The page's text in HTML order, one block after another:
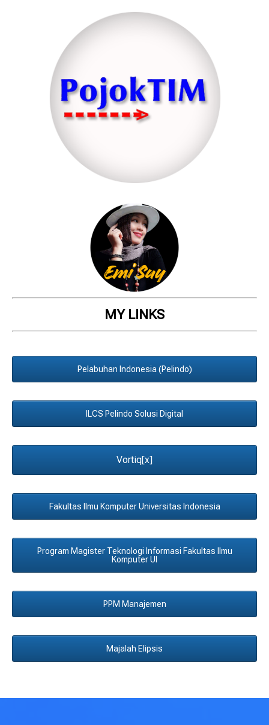
MY LINKS
Pelabuhan Indonesia (Pelindo)
ILCS Pelindo Solusi Digital
Vortiq[x]
Fakultas Ilmu Komputer Universitas Indonesia
Program Magister Teknologi Informasi Fakultas Ilmu
Komputer UI
PPM Manajemen
Majalah Elipsis